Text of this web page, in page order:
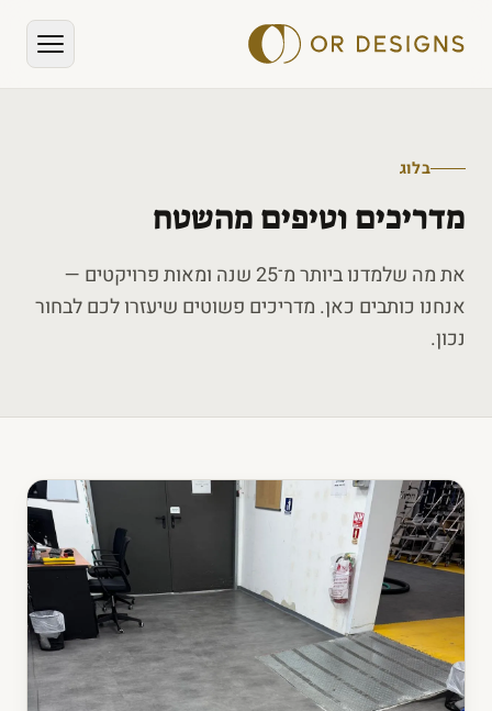
בלוג
מדריכים וטיפים מהשטח
את מה שלמדנו ביותר מ־25 שנה ומאות פרויקטים —
אנחנו כותבים כאן. מדריכים פשוטים שיעזרו לכם לבחור
נכון.